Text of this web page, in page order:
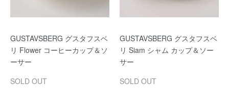
GUSTAVSBERG グスタフスベ
リ Flower コーヒーカップ＆ソ
ーサー
SOLD OUT
GUSTAVSBERG グスタフスベ
リ Siam シャム カップ＆ソー
サー
SOLD OUT